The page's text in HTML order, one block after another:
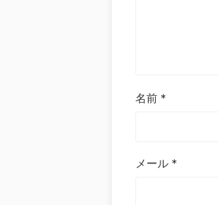
名前 *
メール *